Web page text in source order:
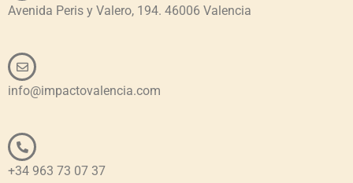
Avenida Peris y Valero, 194. 46006 Valencia
info@impactovalencia.com
+34 963 73 07 37